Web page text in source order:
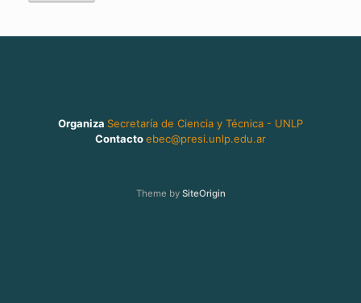
Organiza Secretaría de Ciencia y Técnica - UNLP
Contactoebec@presi.unlp.edu.ar
Theme by SiteOrigin